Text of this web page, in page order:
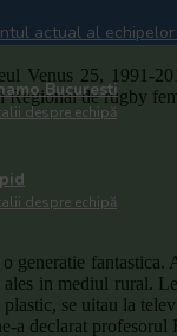
actual al
Bucuresti
despre echipă
despre echipă
Venus 25, 1991-
Regional de rugby
in mediul rural.
se uitau la
a declarat profesorul